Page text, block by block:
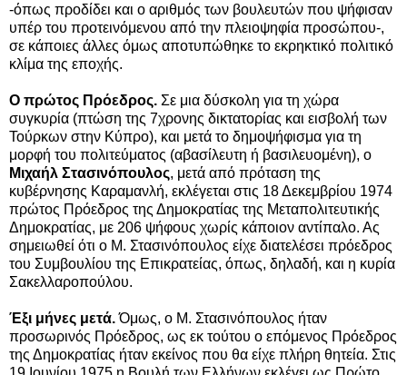
-όπως προδίδει και ο αριθμός των βουλευτών που ψήφισαν
υπέρ του προτεινόμενου από την πλειοψηφία προσώπου-,
σε κάποιες άλλες όμως αποτυπώθηκε το εκρηκτικό πολιτικό
κλίμα της εποχής.
Ο πρώτος Πρόεδρος. Σε μια δύσκολη για τη χώρα
συγκυρία (πτώση της 7χρονης δικτατορίας και εισβολή των
Τούρκων στην Κύπρο), και μετά το δημοψήφισμα για τη
μορφή του πολιτεύματος (αβασίλευτη ή βασιλευομένη), ο
Μιχαήλ Στασινόπουλος, μετά από πρόταση της
κυβέρνησης Καραμανλή, εκλέγεται στις 18 Δεκεμβρίου 1974
πρώτος Πρόεδρος της Δημοκρατίας της Μεταπολιτευτικής
Δημοκρατίας, με 206 ψήφους χωρίς κάποιον αντίπαλο. Ας
σημειωθεί ότι ο Μ. Στασινόπουλος είχε διατελέσει πρόεδρος
του Συμβουλίου της Επικρατείας, όπως, δηλαδή, και η κυρία
Σακελλαροπούλου.
Έξι μήνες μετά.Όμως, ο Μ. Στασινόπουλος ήταν
προσωρινός Πρόεδρος, ως εκ τούτου ο επόμενος Πρόεδρος
της Δημοκρατίας ήταν εκείνος που θα είχε πλήρη θητεία. Στις